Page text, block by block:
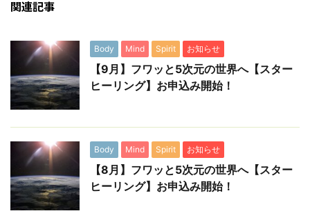
関連記事
Body Mind Spirit お知らせ
【9月】フワッと5次元の世界へ【スター
ヒーリング】お申込み開始！
Body Mind Spirit お知らせ
【8月】フワッと5次元の世界へ【スター
ヒーリング】お申込み開始！